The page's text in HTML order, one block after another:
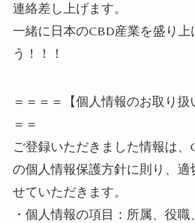
連絡差し上げます。
一緒に日本のCBD産業を盛り上
う！！！
＝＝＝＝【個人情報のお取り扱
＝＝
ご登録いただきました情報は、
の個人情報保護方針に則り、適
せていただきます。
・個人情報の項目：所属、役